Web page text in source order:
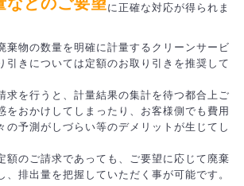
に正確な対応が得られま
棄物の数量を明確に計量するクリーンサービ
引きについては定額のお取り引きを推奨して
求を行うと、計量結果の集計を待つ都合上ご
をおかけしてしまったり、お客様側でも費用
の予測がしづらい等のデメリットが生じてし
額のご請求であっても、ご要望に応じて廃棄
、排出量を把握していただく事が可能です。